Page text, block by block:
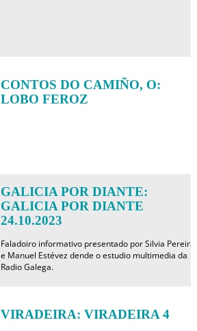
CONTOS DO CAMIÑO, O:
LOBO FEROZ
GALICIA POR DIANTE:
GALICIA POR DIANTE
24.10.2023
Faladoiro informativo presentado por Silvia Pereira
e Manuel Estévez dende o estudio multimedia da
Radio Galega.
VIRADEIRA: VIRADEIRA 4